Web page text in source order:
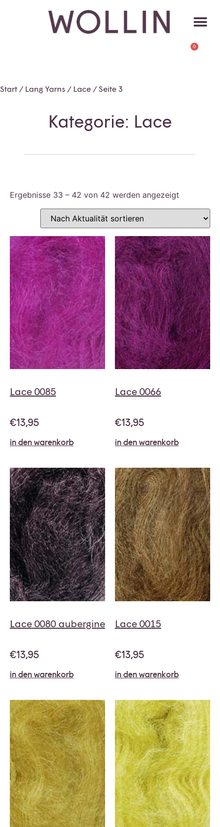
0
Start / Lang Yarns / Lace / Seite 3
Kategorie: Lace
Ergebnisse 33 – 42 von 42 werden angezeigt
Lace 0085
€13,95
in den warenkorb
Lace 0066
€13,95
in den warenkorb
Lace 0080 aubergine
€13,95
in den warenkorb
Lace 0015
€13,95
in den warenkorb